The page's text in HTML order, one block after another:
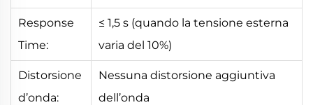
Response
Time:
≤ 1,5 s (quando la tensione esterna
varia del 10%)
Distorsione
d’onda:
Nessuna distorsione aggiuntiva
dell’onda